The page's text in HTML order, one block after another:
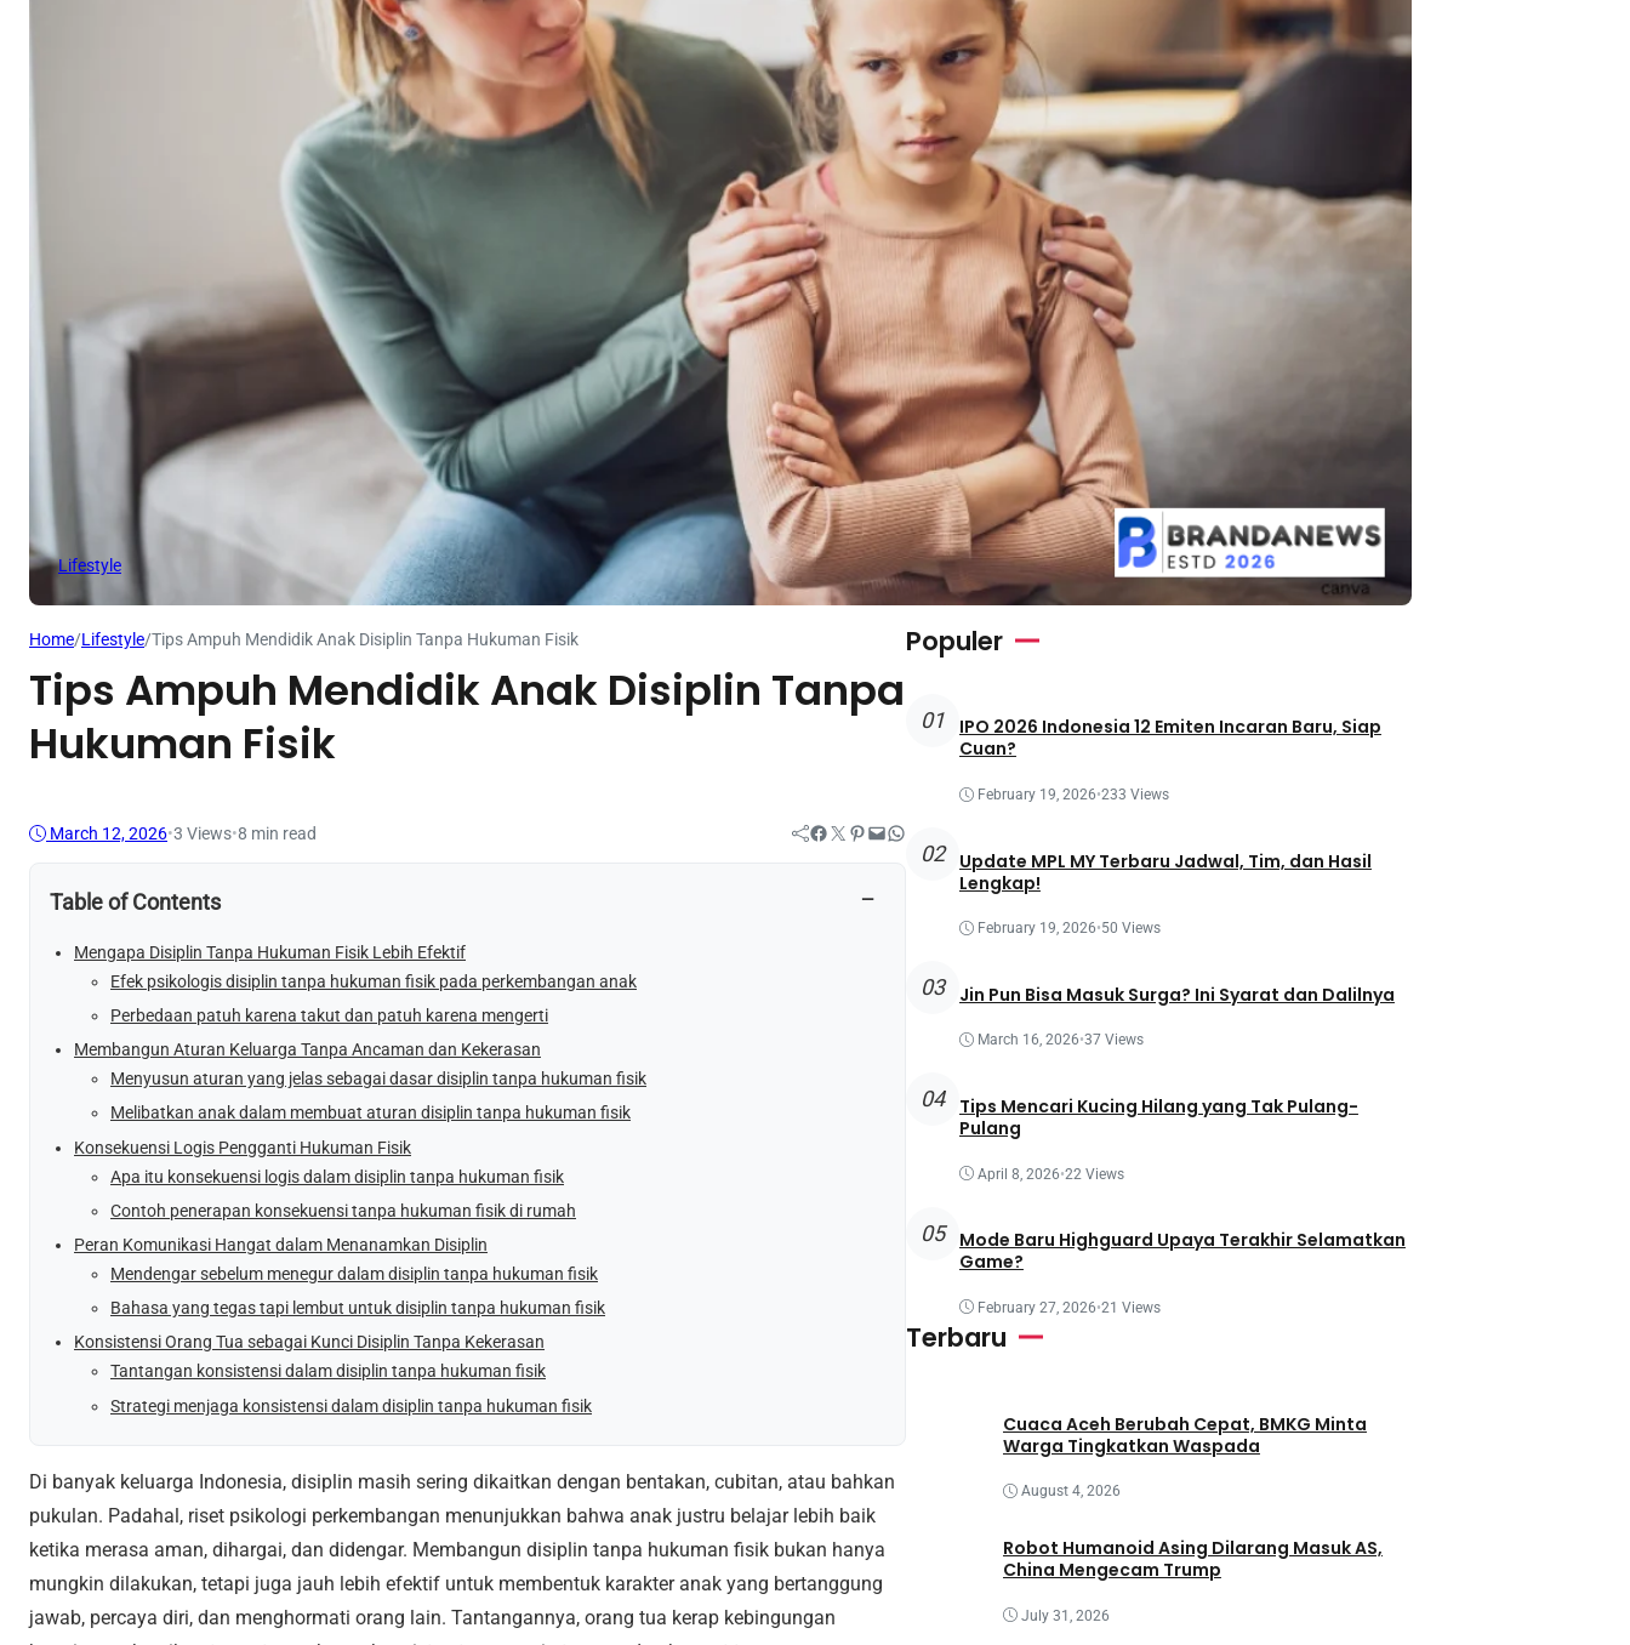
Lifestyle
Home/Lifestyle/Tips Ampuh Mendidik Anak Disiplin Tanpa Hukuman Fisik
Tips Ampuh Mendidik Anak Disiplin Tanpa
Hukuman Fisik
March 12, 2026•3 Views•8 min read Facebook Twitter Pinterest Mail WhatsApp
Table of Contents −
Mengapa Disiplin Tanpa Hukuman Fisik Lebih Efektif
Efek psikologis disiplin tanpa hukuman fisik pada perkembangan anak
Perbedaan patuh karena takut dan patuh karena mengerti
Membangun Aturan Keluarga Tanpa Ancaman dan Kekerasan
Menyusun aturan yang jelas sebagai dasar disiplin tanpa hukuman fisik
Melibatkan anak dalam membuat aturan disiplin tanpa hukuman fisik
Konsekuensi Logis Pengganti Hukuman Fisik
Apa itu konsekuensi logis dalam disiplin tanpa hukuman fisik
Contoh penerapan konsekuensi tanpa hukuman fisik di rumah
Peran Komunikasi Hangat dalam Menanamkan Disiplin
Mendengar sebelum menegur dalam disiplin tanpa hukuman fisik
Bahasa yang tegas tapi lembut untuk disiplin tanpa hukuman fisik
Konsistensi Orang Tua sebagai Kunci Disiplin Tanpa Kekerasan
Tantangan konsistensi dalam disiplin tanpa hukuman fisik
Strategi menjaga konsistensi dalam disiplin tanpa hukuman fisik
Di banyak keluarga Indonesia, disiplin masih sering dikaitkan dengan bentakan, cubitan, atau bahkan
pukulan. Padahal, riset psikologi perkembangan menunjukkan bahwa anak justru belajar lebih baik
ketika merasa aman, dihargai, dan didengar. Membangun disiplin tanpa hukuman fisik bukan hanya
mungkin dilakukan, tetapi juga jauh lebih efektif untuk membentuk karakter anak yang bertanggung
jawab, percaya diri, dan menghormati orang lain. Tantangannya, orang tua kerap kebingungan
Populer
01
IPO 2026 Indonesia 12 Emiten Incaran Baru, Siap
Cuan?
February 19, 2026•233 Views
02
Update MPL MY Terbaru Jadwal, Tim, dan Hasil
Lengkap!
February 19, 2026•50 Views
03 Jin Pun Bisa Masuk Surga? Ini Syarat dan Dalilnya
March 16, 2026•37 Views
04
Tips Mencari Kucing Hilang yang Tak Pulang-
Pulang
April 8, 2026•22 Views
05
Mode Baru Highguard Upaya Terakhir Selamatkan
Game?
February 27, 2026•21 Views
Terbaru
Cuaca Aceh Berubah Cepat, BMKG Minta
Warga Tingkatkan Waspada
August 4, 2026
Robot Humanoid Asing Dilarang Masuk AS,
China Mengecam Trump
July 31, 2026